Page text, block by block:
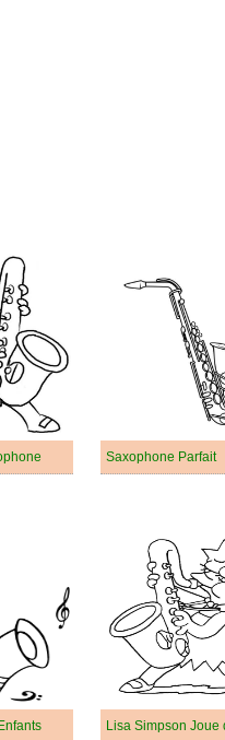
Saxophone Parfait